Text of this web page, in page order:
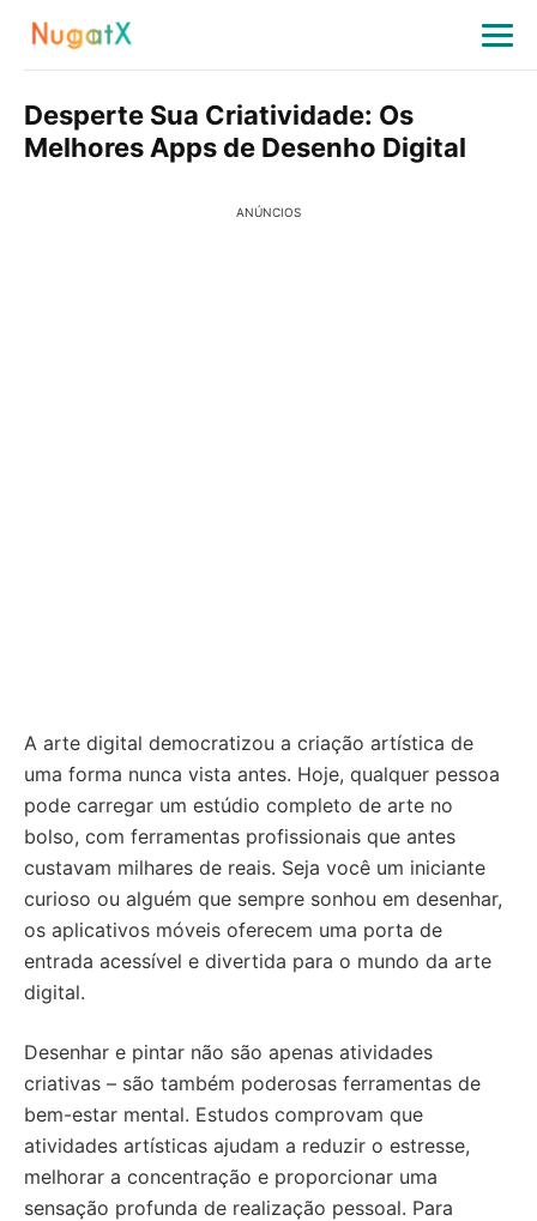
Desperte Sua Criatividade: Os
Melhores Apps de Desenho Digital
ANÚNCIOS
A arte digital democratizou a criação artística de
uma forma nunca vista antes. Hoje, qualquer pessoa
pode carregar um estúdio completo de arte no
bolso, com ferramentas profissionais que antes
custavam milhares de reais. Seja você um iniciante
curioso ou alguém que sempre sonhou em desenhar,
os aplicativos móveis oferecem uma porta de
entrada acessível e divertida para o mundo da arte
digital.
Desenhar e pintar não são apenas atividades
criativas – são também poderosas ferramentas de
bem-estar mental. Estudos comprovam que
atividades artísticas ajudam a reduzir o estresse,
melhorar a concentração e proporcionar uma
sensação profunda de realização pessoal. Para